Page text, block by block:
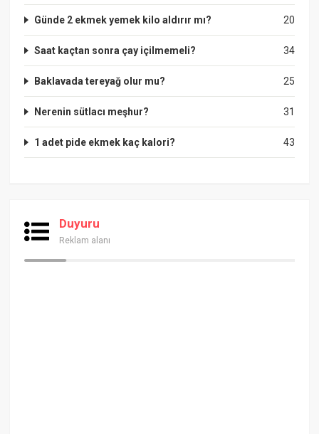
20
Günde 2 ekmek yemek kilo aldırır mı?
34
Saat kaçtan sonra çay içilmemeli?
25
Baklavada tereyağ olur mu?
31
Nerenin sütlacı meşhur?
43
1 adet pide ekmek kaç kalori?
Duyuru
Reklam alanı